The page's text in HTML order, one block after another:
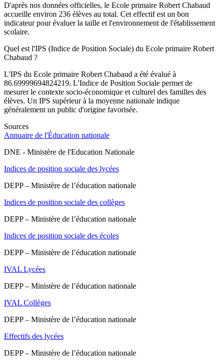
D'après nos données officielles, le Ecole primaire Robert Chabaud
accueille environ 236 élèves au total. Cet effectif est un bon
indicateur pour évaluer la taille et l'environnement de l'établissement
scolaire.
Quel est l'IPS (Indice de Position Sociale) du Ecole primaire Robert
Chabaud ?
L'IPS du Ecole primaire Robert Chabaud a été évalué à
86.69999694824219. L'Indice de Position Sociale permet de
mesurer le contexte socio-économique et culturel des familles des
élèves. Un IPS supérieur à la moyenne nationale indique
généralement un public d'origine favorisée.
Sources
Annuaire de l'Éducation nationale
DNE - Ministère de l'Education Nationale
Indices de position sociale des lycées
DEPP – Ministère de l’éducation nationale
Indices de position sociale des collèges
DEPP – Ministère de l’éducation nationale
Indices de position sociale des écoles
DEPP – Ministère de l’éducation nationale
IVAL Lycées
DEPP – Ministère de l’éducation nationale
IVAL Collèges
DEPP – Ministère de l’éducation nationale
Effectifs des lycées
DEPP – Ministère de l’éducation nationale